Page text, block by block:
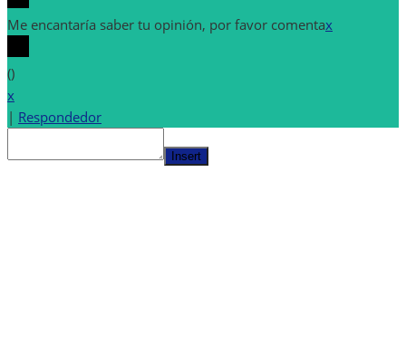
Me encantaría saber tu opinión, por favor comentax
()
x
| Respondedor
Insert